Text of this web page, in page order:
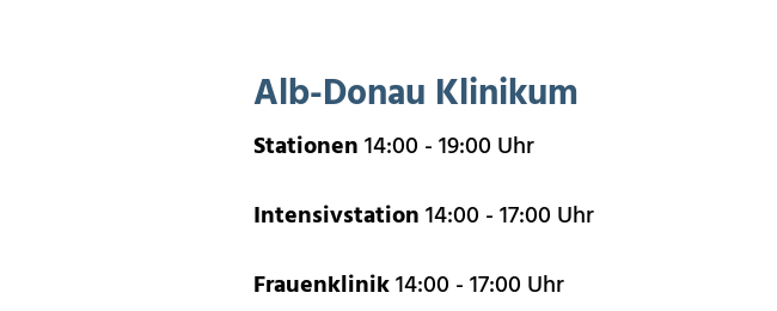
Alb-Donau Klinikum
Stationen14:00 - 19:00 Uhr
Intensivstation14:00 - 17:00 Uhr
Frauenklinik14:00 - 17:00 Uhr